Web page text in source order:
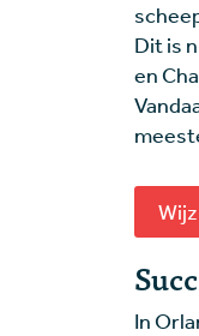
Dit is
en
In